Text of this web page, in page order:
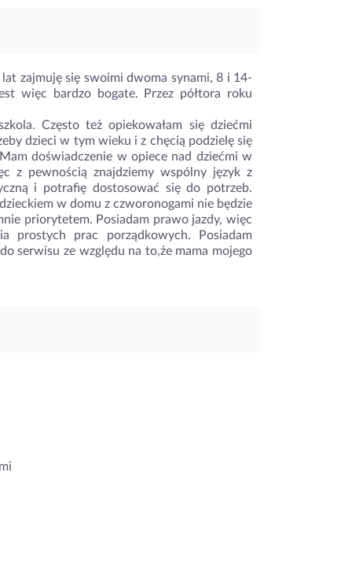
zajmuję się swoimi dwoma synami, 8 i 14-
więc bardzo bogate. Przez półtora roku
Często też opiekowałam się dziećmi
dzieci w tym wieku i z chęcią podzielę się
doświadczenie w opiece nad dziećmi w
z pewnością znajdziemy wspólny język z
i potrafię dostosować się do potrzeb.
w domu z czworonogami nie będzie
priorytetem. Posiadam prawo jazdy, więc
prostych prac porządkowych. Posiadam
serwisu ze względu na to,że mama mojego